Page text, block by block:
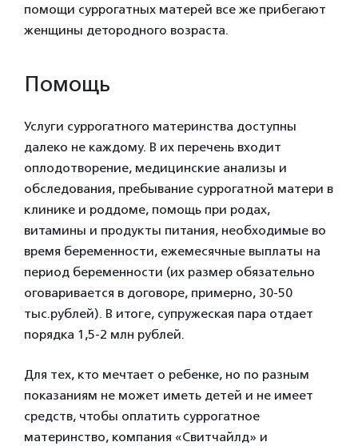
помощи суррогатных матерей все же прибегают
женщины детородного возраста.
Помощь
Услуги суррогатного материнства доступны
далеко не каждому. В их перечень входит
оплодотворение, медицинские анализы и
обследования, пребывание суррогатной матери в
клинике и роддоме, помощь при родах,
витамины и продукты питания, необходимые во
время беременности, ежемесячные выплаты на
период беременности (их размер обязательно
оговаривается в договоре, примерно, 30-50
тыс.рублей). В итоге, супружеская пара отдает
порядка 1,5-2 млн рублей.
Для тех, кто мечтает о ребенке, но по разным
показаниям не может иметь детей и не имеет
средств, чтобы оплатить суррогатное
материнство, компания «Свитчайлд» и